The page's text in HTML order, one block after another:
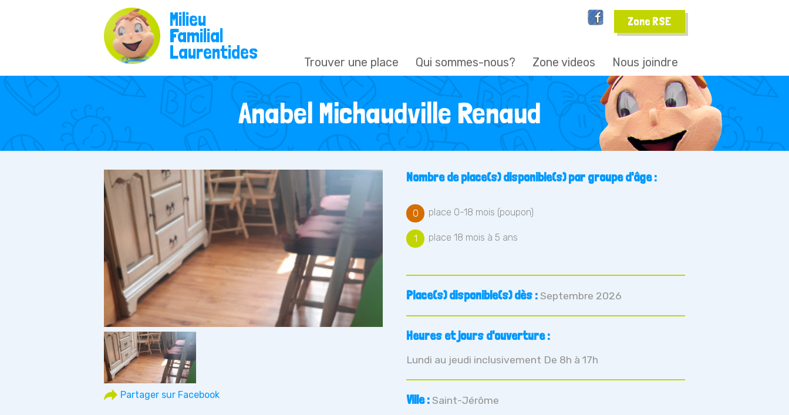
Zone RSE
Milieu
Familial
Laurentides Trouver une place Qui sommes-nous? Zone videos Nous joindre
Anabel Michaudville Renaud
Nombre de place(s) disponible(s) par groupe d'âge :
0 place 0-18 mois (poupon)
1 place 18 mois à 5 ans
Place(s) disponible(s) dès : Septembre 2026
Heures et jours d'ouverture :
Lundi au jeudi inclusivement De 8h à 17h
Ville : Saint-Jérôme